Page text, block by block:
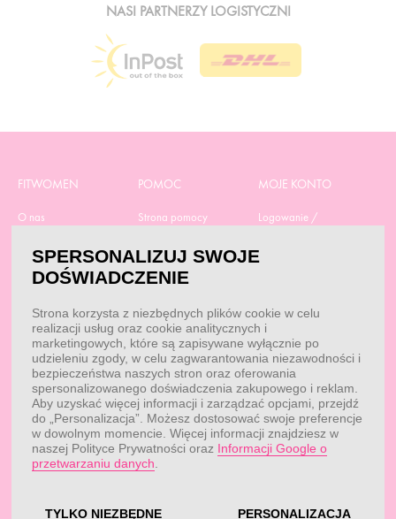
NASI PARTNERZY LOGISTYCZNI
FITWOMEN
O nas
RODO
Obowiązek
Dane do przelewu
Przepisy
Blog
POMOC
Strona pomocy
Regulamin zakupów
Aktualne promocje
Odstąp od umowy tutaj
Dobór suplementacji
Kontakt
MOJE KONTO
Logowanie /
Moje zamówienia
KONTAKT
Obsługa klienta:
pon. - pt.: 7:00 - 18:00
Obsługa klienta:
reklamacje@fitwomen.pl
SPERSONALIZUJ SWOJE
DOŚWIADCZENIE
Strona korzysta z niezbędnych plików cookie w celu
realizacji usług oraz cookie analitycznych i
marketingowych, które są zapisywane wyłącznie po
udzieleniu zgody, w celu zagwarantowania niezawodności i
bezpieczeństwa naszych stron oraz oferowania
spersonalizowanego doświadczenia zakupowego i reklam.
Aby uzyskać więcej informacji i zarządzać opcjami, przejdź
do „Personalizacja”. Możesz dostosować swoje preferencje
w dowolnym momencie. Więcej informacji znajdziesz w
naszej Polityce Prywatności oraz Informacji Google o
przetwarzaniu danych
TYLKO NIEZBĘDNE PERSONALIZACJA